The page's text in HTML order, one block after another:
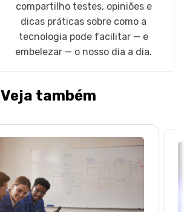
compartilho testes, opiniões e
dicas práticas sobre como a
tecnologia pode facilitar — e
embelezar — o nosso dia a dia.
Veja também